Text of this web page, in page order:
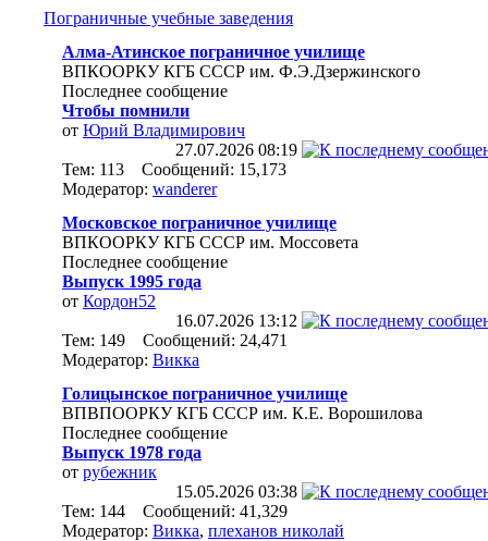
Пограничные учебные заведения
Алма-Атинское пограничное училище
ВПКООРКУ КГБ СССР им. Ф.Э.Дзержинского
Последнее сообщение
Чтобы помнили
от Юрий Владимирович
27.07.2026 08:19
Тем: 113 Сообщений: 15,173
Модератор: wanderer
Московское пограничное училище
ВПКООРКУ КГБ СССР им. Моссовета
Последнее сообщение
Выпуск 1995 года
от Кордон52
16.07.2026 13:12
Тем: 149 Сообщений: 24,471
Модератор: Викка
Голицынское пограничное училище
ВПВПООРКУ КГБ СССР им. К.Е. Ворошилова
Последнее сообщение
Выпуск 1978 года
от рубежник
15.05.2026 03:38
Тем: 144 Сообщений: 41,329
Модератор: Викка, плеханов николай